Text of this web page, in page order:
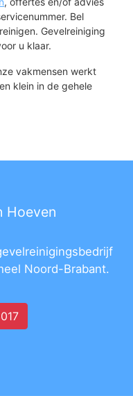
Bel
Gevelreiniging
u klaar.
vakmensen werkt
klein in de gehele
Hoeven
Noord-Brabant.